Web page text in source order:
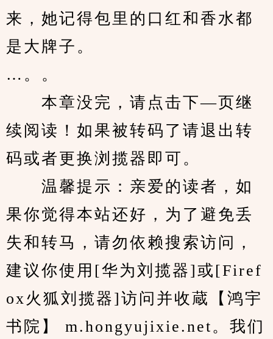
来，她记得包里的口红和香水都
是大牌子。
…。。
本章没完，请点击下—页继
续阅读！如果被转码了请退出转
码或者更换浏揽器即可。
温馨提示：亲爱的读者，如
果你觉得本站还好，为了避免丢
失和转马，请勿依赖搜索访问，
建议你使用[华为刘揽器]或[Firef
ox火狐刘揽器]访问并收蔵【鸿宇
书院】 m.hongyujixie.net。我们